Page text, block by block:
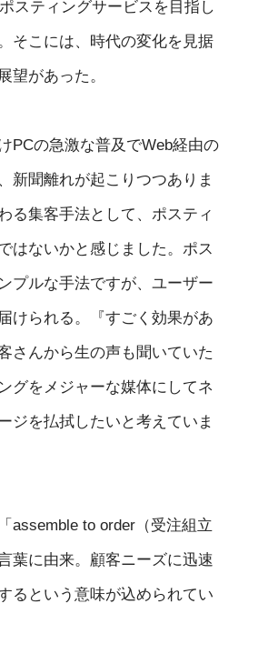
スティングサービスを目指し
そこには、時代の変化を見据
望があった。
PCの急激な普及でWeb経由の
新聞離れが起こりつつありま
る集客手法として、ポスティ
はないかと感じました。ポス
プルな手法ですが、ユーザー
けられる。『すごく効果があ
さんから生の声も聞いていた
グをメジャーな媒体にしてネ
ジを払拭したいと考えていま
assemble to order（受注組立
葉に由来。顧客ニーズに迅速
るという意味が込められてい